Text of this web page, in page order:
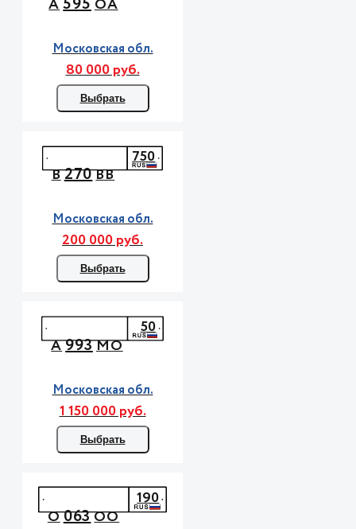
А ОА
Московская обл.
80 000 руб.
Выбрать
В270ВВ
750
Московская обл.
200 000 руб.
Выбрать
А993МО
50
Московская обл.
1 150 000 руб.
Выбрать
О063ОО
190